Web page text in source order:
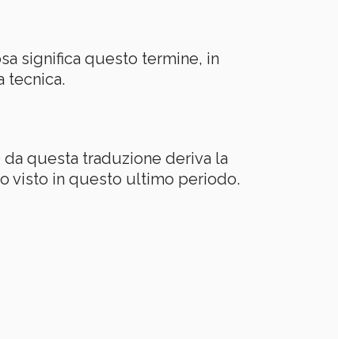
significa questo termine, in
tecnica.
questa traduzione deriva la
visto in questo ultimo periodo.